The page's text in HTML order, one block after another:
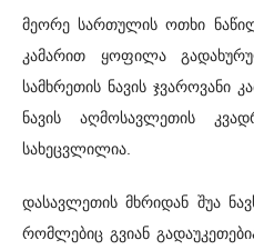
მეორე სართულის ოთხი
კამარით ყოფილა
სამხრეთის ნავის
ნავის აღმოსავლეთის
სახეცვლილია.
დასავლეთის მხრიდან შუა
რომლებიც გვიან